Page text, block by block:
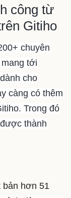
công từ
Gitiho
chuyên
tới
cho
càng có thêm
Trong đó
thành
bản hơn 51